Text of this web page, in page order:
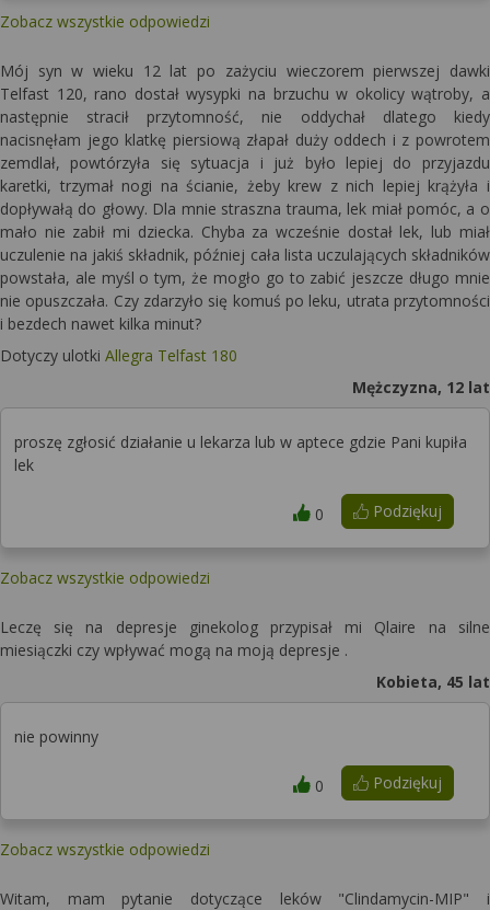
Zobacz wszystkie odpowiedzi
Mój syn w wieku 12 lat po zażyciu wieczorem pierwszej dawki
Telfast 120, rano dostał wysypki na brzuchu w okolicy wątroby, a
następnie stracił przytomność, nie oddychał dlatego kiedy
nacisnęłam jego klatkę piersiową złapał duży oddech i z powrotem
zemdlał, powtórzyła się sytuacja i już było lepiej do przyjazdu
karetki, trzymał nogi na ścianie, żeby krew z nich lepiej krążyła i
dopływałą do głowy. Dla mnie straszna trauma, lek miał pomóc, a o
mało nie zabił mi dziecka. Chyba za wcześnie dostał lek, lub miał
uczulenie na jakiś składnik, później cała lista uczulających składników
powstała, ale myśl o tym, że mogło go to zabić jeszcze długo mnie
nie opuszczała. Czy zdarzyło się komuś po leku, utrata przytomności
i bezdech nawet kilka minut?
Dotyczy ulotki Allegra Telfast 180
Mężczyzna, 12 lat
proszę zgłosić działanie u lekarza lub w aptece gdzie Pani kupiła
lek
Podziękuj
0
Zobacz wszystkie odpowiedzi
Leczę się na depresje ginekolog przypisał mi Qlaire na silne
miesiączki czy wpływać mogą na moją depresje .
Kobieta, 45 lat
nie powinny
Podziękuj
0
Zobacz wszystkie odpowiedzi
Witam, mam pytanie dotyczące leków "Clindamycin-MIP" i